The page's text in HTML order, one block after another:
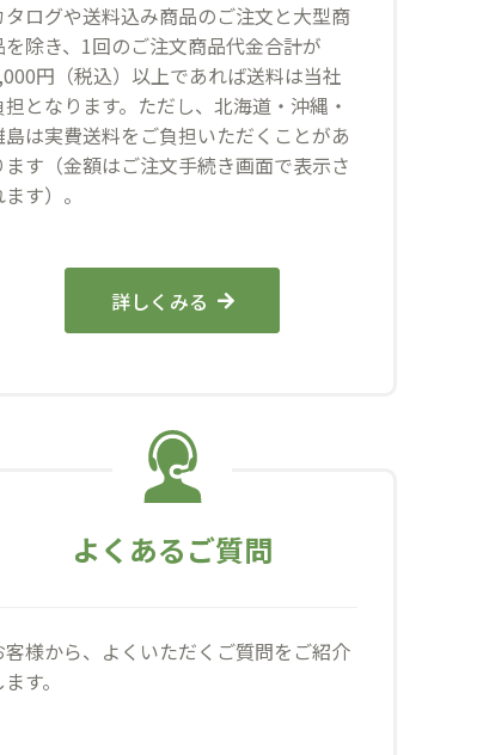
タログや送料込み商品のご注文と大型商
を除き、1回のご注文商品代金合計が
円（税込）以上であれば送料は当社
担となります。ただし、北海道・沖縄・
島は実費送料をご負担いただくことがあ
ます（金額はご注文手続き画面で表示さ
す）。
詳しくみる
よくあるご質問
客様から、よくいただくご質問をご紹介
ます。